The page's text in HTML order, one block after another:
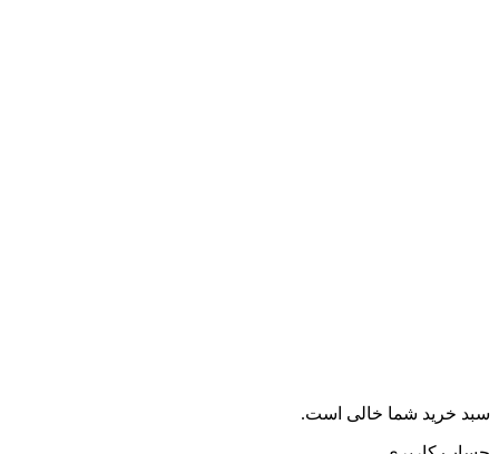
سبد خرید شما خالی است.